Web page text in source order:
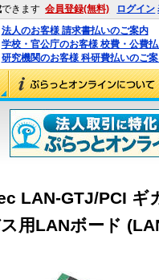
できます 会員登録(無料) ログイン
法人のお客様 請求書払いのご案内
学校・官公庁のお客様 校費・公費
研究機関のお客様 科研費払いのご
LAN-GTJ/PCI ギ
用LANボード